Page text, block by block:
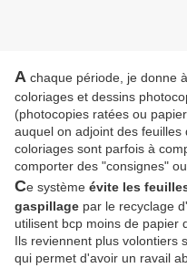
A chaque période, je donne
coloriages et dessins
(photocopies ratées ou
auquel on adjoint des
coloriages sont parfois à
comporter des "consignes"
Ce système évite les
gaspillage par le recyclage
utilisent bcp moins de papier
Ils reviennent plus volontiers
qui permet d'avoir un ravail